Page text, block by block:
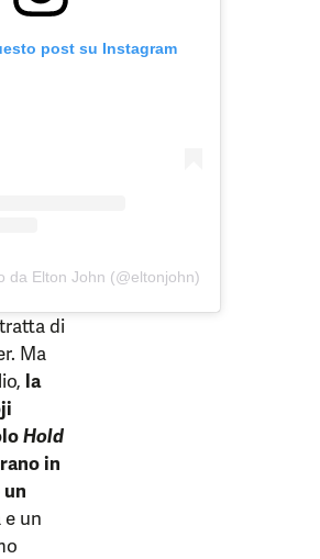
post su Instagram
da Elton John (@eltonjohn)
di
Ma
la
Hold
in
e un